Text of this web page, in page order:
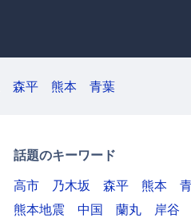
森平 熊本 青葉
話題のキーワード
高市
乃木坂 森平 熊本
熊本地震
中国 蘭丸
岸谷